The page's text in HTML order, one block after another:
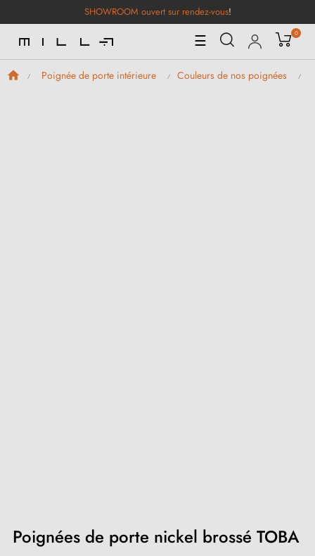
SHOWROOM ouvert sur rendez-vous!
Basculer
la
navigation
☰ 0
Poignée de porte intérieure Couleurs de nos poignées
Poignées de porte nickel brossé TOBA